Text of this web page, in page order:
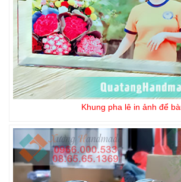
Khung pha lê in ảnh để